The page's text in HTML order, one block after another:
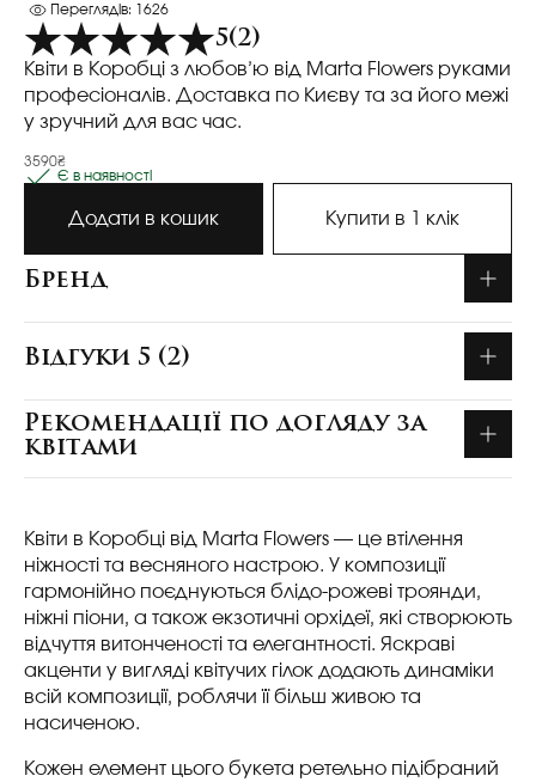
Переглядів: 1626
5(2)
Квіти в Коробці з любов’ю від Marta Flowers руками
професіоналів. Доставка по Києву та за його межі
у зручний для вас час.
3590₴
Є в наявності
Додати в кошик Купити в 1 клік
Бренд
Відгуки 5 (2)
Рекомендації по догляду за
квітами
Квіти в Коробці від Marta Flowers — це втілення
ніжності та весняного настрою. У композиції
гармонійно поєднуються блідо-рожеві троянди,
ніжні піони, а також екзотичні орхідеї, які створюють
відчуття витонченості та елегантності. Яскраві
акценти у вигляді квітучих гілок додають динаміки
всій композиції, роблячи її більш живою та
насиченою.
Кожен елемент цього букета ретельно підібраний